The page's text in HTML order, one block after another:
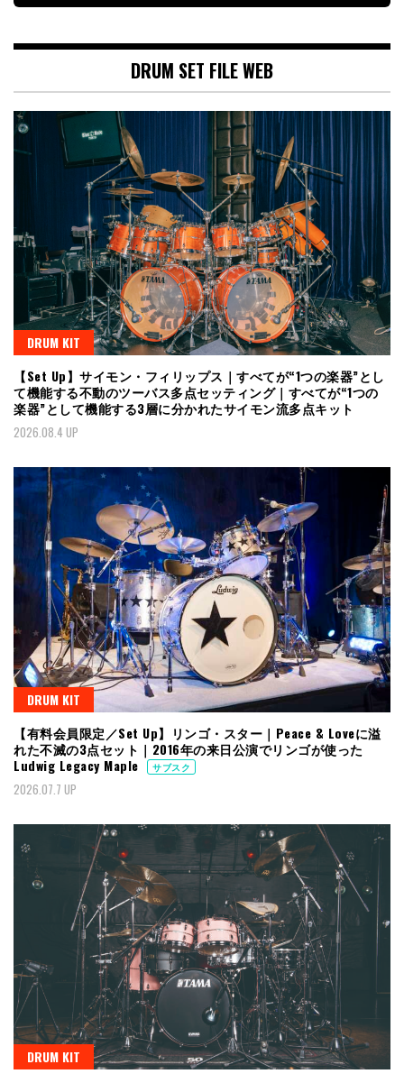
DRUM SET FILE WEB
DRUM KIT
【Set Up】サイモン・フィリップス｜すべてが“1つの楽器”とし
て機能する不動のツーバス多点セッティング｜すべてが“1つの
楽器”として機能する3層に分かれたサイモン流多点キット
2026.08.4 UP
DRUM KIT
【有料会員限定／Set Up】リンゴ・スター｜Peace & Loveに溢
れた不滅の3点セット｜2016年の来日公演でリンゴが使った
Ludwig Legacy Maple
サブスク
2026.07.7 UP
DRUM KIT